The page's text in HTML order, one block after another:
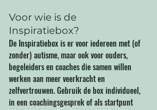
Voor wie is de
Inspiratiebox?
De Inspiratiebox is er voor iedereen met (of
zonder) autisme, maar ook voor ouders,
begeleiders en coaches die samen willen
werken aan meer veerkracht en
zelfvertrouwen. Gebruik de box individueel,
in een coachingsgesprek of als startpunt